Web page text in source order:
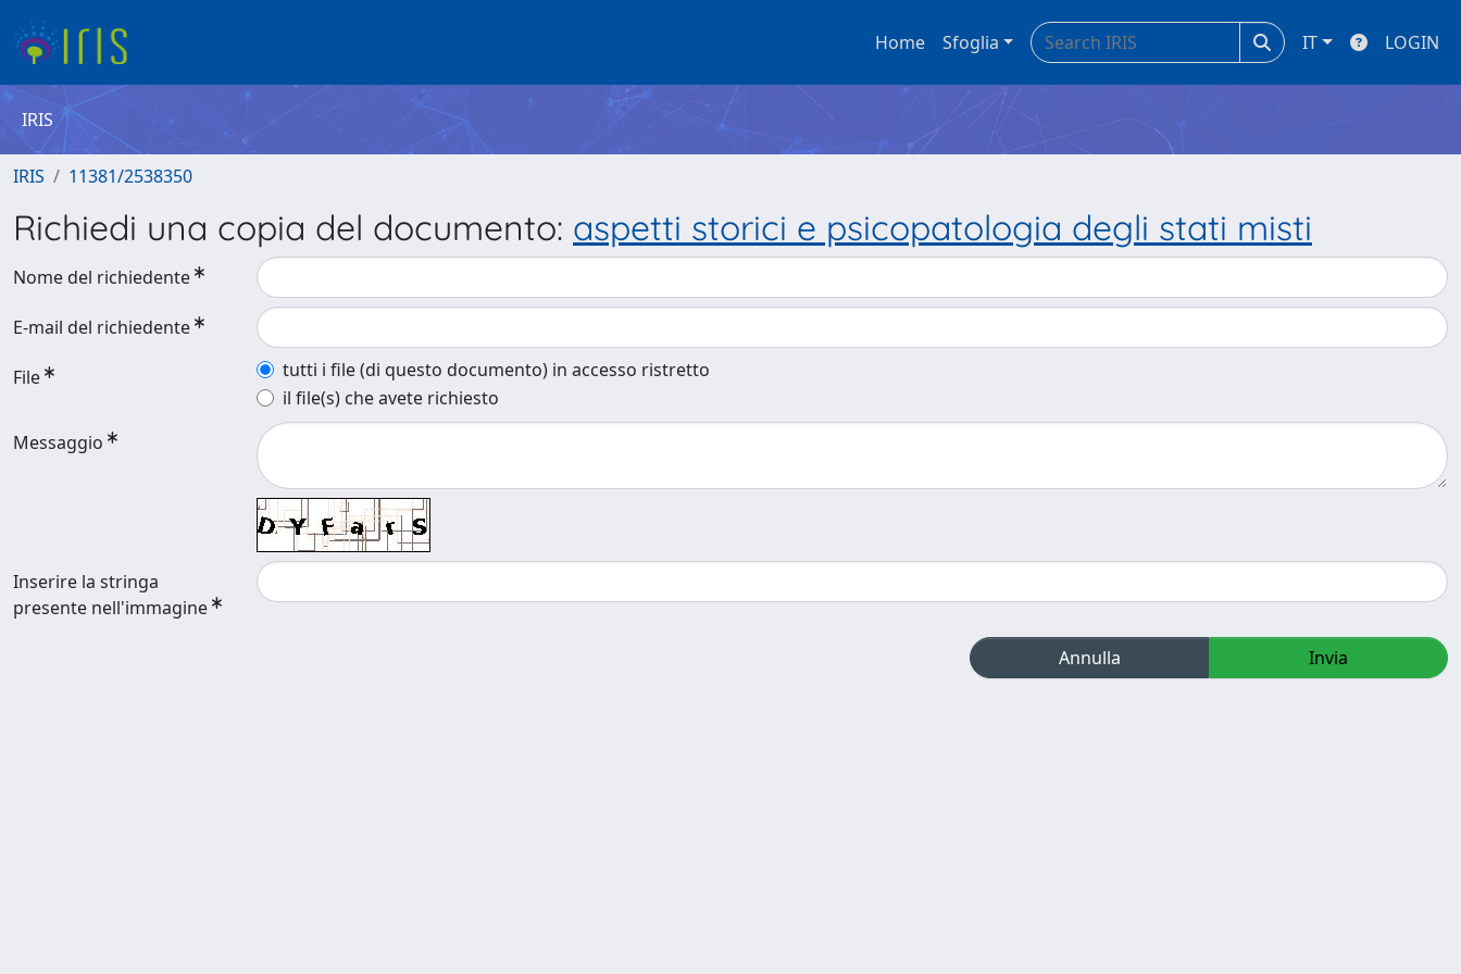
Home Sfoglia IT LOGIN
IRIS
IRIS 11381/2538350
Richiedi una copia del documento: aspetti storici e psicopatologia degli stati misti
Nome del richiedente
E-mail del richiedente
File
tutti i file (di questo documento) in accesso ristretto
il file(s) che avete richiesto
Messaggio
Inserire la stringa
presente nell'immagine
Annulla Invia